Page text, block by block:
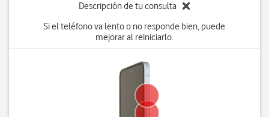
Descripción de tu consulta
Si el teléfono va lento o no responde bien, puede
mejorar al reiniciarlo.